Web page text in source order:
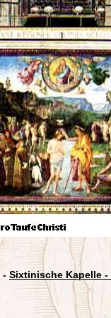
- Sixtinische Kapelle